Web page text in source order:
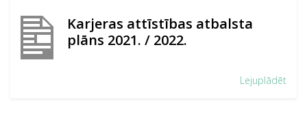
Karjeras attīstības atbalsta
plāns 2021. / 2022.
Lejuplādēt